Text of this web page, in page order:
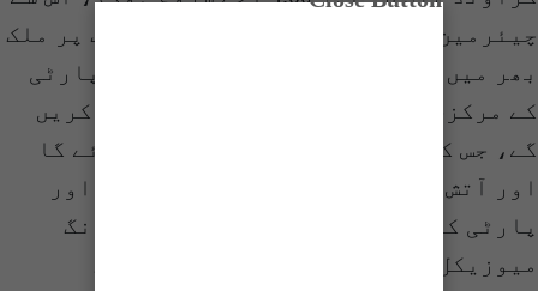
چیئرمین بلاول بھٹو زرداری ویڈیو لنک پر ملک
بھر میں ایک ساتھ خطاب کریں گے جبکہ پارٹی
کے مرکزی و صوبائی قائدین بھی خطاب۔ کریں
گے، جس کے بعد سالگرہ کا کیک کاٹا جائے گا
اور آتش بازی کا شاندار مظاہرہ ہوگا اور
پارٹی کے ترانوں پر مشتمل ایک رنگا رنگ
میوزیکل پروگرام منعقد کیا جائے گا۔